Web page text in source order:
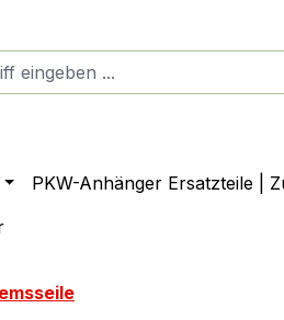
PKW-Anhänger Ersatzteile |